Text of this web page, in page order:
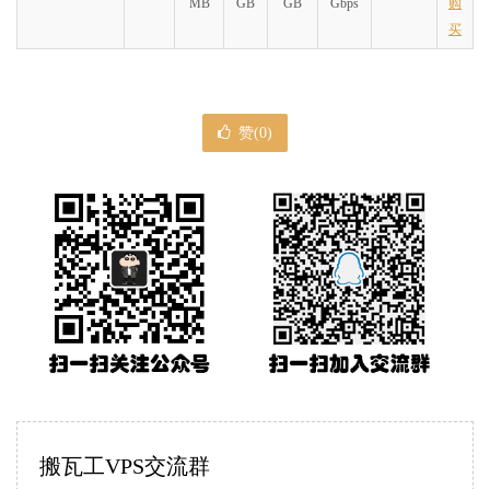
MB
GB
GB
Gbps
购
买
赞(0)
搬瓦工VPS交流群